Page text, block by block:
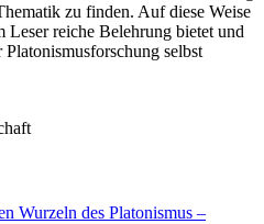
zu finden. Auf diese Weise
Leser reiche Belehrung bietet und
selbst
Wurzeln des Platonismus –